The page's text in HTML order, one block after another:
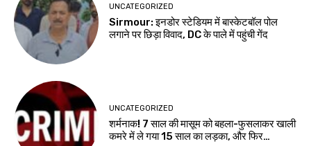
UNCATEGORIZED
Sirmour: इनडोर स्टेडियम में बास्केटबॉल पोल
लगाने पर छिड़ा विवाद, DC के पाले में पहुंची गेंद
UNCATEGORIZED
शर्मनाक! 7 साल की मासूम को बहला-फुसलाकर खाली
कमरे में ले गया 15 साल का लड़का, और फिर…